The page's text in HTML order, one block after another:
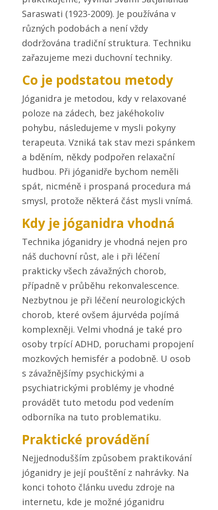
Saraswati (1923-2009). Je používána v
různých podobách a není vždy
dodržována tradiční struktura. Techniku
zařazujeme mezi duchovní techniky.
Co je podstatou metody
Jóganidra je metodou, kdy v relaxované
poloze na zádech, bez jakéhokoliv
pohybu, následujeme v mysli pokyny
terapeuta. Vzniká tak stav mezi spánkem
a bděním, někdy podpořen relaxační
hudbou. Při jóganidře bychom neměli
spát, nicméně i prospaná procedura má
smysl, protože některá část mysli vnímá.
Kdy je jóganidra vhodná
Technika jóganidry je vhodná nejen pro
náš duchovní růst, ale i při léčení
prakticky všech závažných chorob,
případně v průběhu rekonvalescence.
Nezbytnou je při léčení neurologických
chorob, které ovšem ájurvéda pojímá
komplexněji. Velmi vhodná je také pro
osoby trpící ADHD, poruchami propojení
mozkových hemisfér a podobně. U osob
s závažnějšímy psychickými a
psychiatrickými problémy je vhodné
provádět tuto metodu pod vedením
odborníka na tuto problematiku.
Praktické provádění
Nejjednodušším způsobem praktikování
jóganidry je její pouštění z nahrávky. Na
konci tohoto článku uvedu zdroje na
internetu, kde je možné jóganidru